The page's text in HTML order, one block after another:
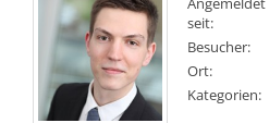
seit:
Besucher:
Ort:
Kategorien: